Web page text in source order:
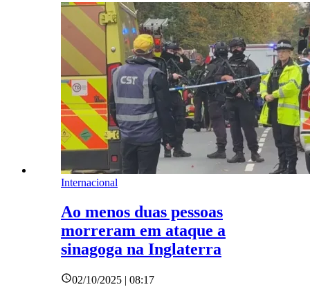
Internacional
Ao menos duas pessoas
morreram em ataque a
sinagoga na Inglaterra
02/10/2025 | 08:17